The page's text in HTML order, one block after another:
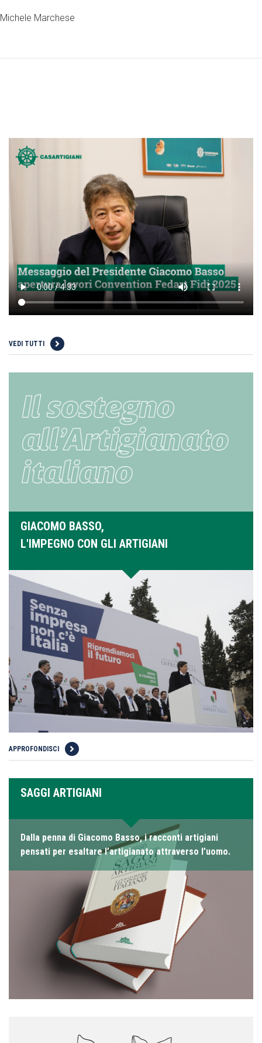
Michele Marchese
VEDI TUTTI
GIACOMO BASSO,
L'IMPEGNO CON GLI ARTIGIANI
APPROFONDISCI
SAGGI ARTIGIANI
Dalla penna di Giacomo Basso, i racconti artigiani
pensati per esaltare l’artigianato attraverso l’uomo.